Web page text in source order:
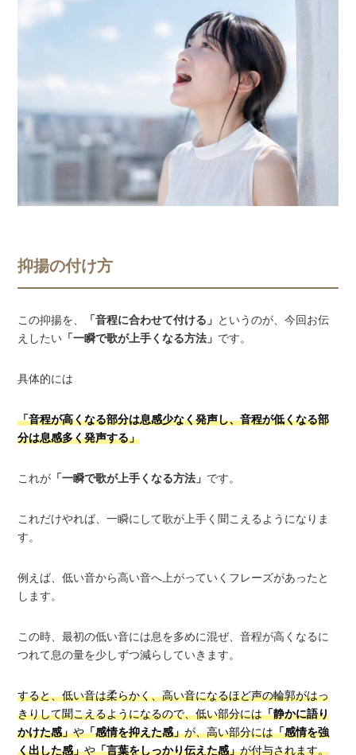
抑揚の付け方
この抑揚を、 「音程に合わせて付ける」 というのが、今回お伝
えしたい 「一瞬で歌が上手くなる方法」 です。
具体的には
「音程が高くなる部分は息感少なく発声し、音程が低くなる部
分は息感多く発声する」
これが 「一瞬で歌が上手くなる方法」 です。
これだけやれば、一瞬にして歌が上手く聞こえるようになりま
す。
例えば、低い音から高い音へ上がっていくフレーズがあったと
します。
この時、最初の低い音には息を多めに混ぜ、音程が高くなるに
つれて息の量を少しずつ減らしていきます。
すると、低い音は柔らかく、高い音になるほど声の輪郭がはっ
きりして聞こえるようになるので、低い部分には「静かに語り
かけた感」や「感情を抑えた感」が、高い部分には「感情を強
く出した感」や「言葉をしっかり伝えた感」が付与されます。